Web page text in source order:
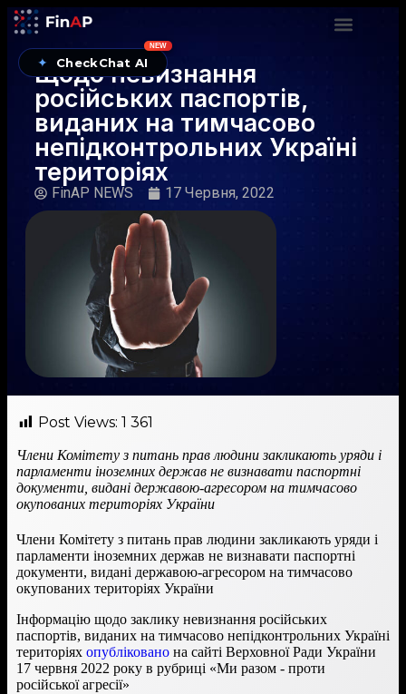
✦ CheckChat AI
NEW
Щодо невизнання
російських паспортів,
виданих на тимчасово
непідконтрольних Україні
територіях
FinAP NEWS 17 Червня, 2022
Post Views: 1 361
Члени Комітету з питань прав людини закликають уряди і
парламенти іноземних держав не визнавати паспортні
документи, видані державою-агресором на тимчасово
окупованих територіях України
Члени Комітету з питань прав людини закликають уряди і
парламенти іноземних держав не визнавати паспортні
документи, видані державою-агресором на тимчасово
окупованих територіях України
Інформацію щодо заклику невизнання російських
паспортів, виданих на тимчасово непідконтрольних Україні
територіях опубліковано на сайті Верховної Ради України
17 червня 2022 року в рубриці «Ми разом - проти
російської агресії»